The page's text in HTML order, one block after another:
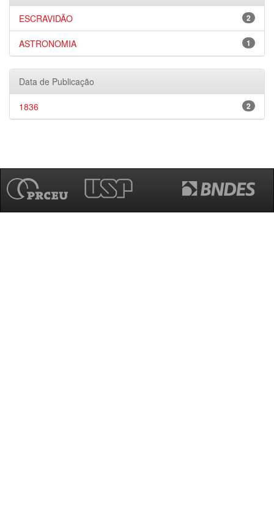
2
ESCRAVIDÃO
1
ASTRONOMIA
Data de Publicação
2
1836